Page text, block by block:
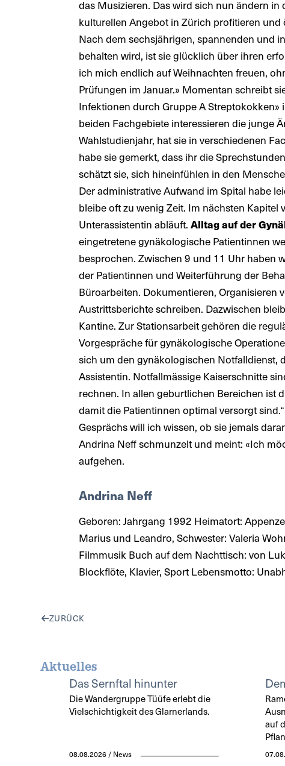
das Musizieren. Das wird sich nun ändern
kulturellen Angebot in Zürich profitieren und
Nach dem sechsjährigen, spannenden und
behalten wird, ist sie glücklich über ihren
ich mich endlich auf Weihnachten freuen,
Prüfungen im Januar.» Momentan schreibt
Infektionen durch Gruppe A Streptokokken»
beiden Fachgebiete interessieren die junge
Wahlstudienjahr, hat sie in verschiedenen
habe sie gemerkt, dass ihr die
schätzt sie, sich hineinfühlen in den
Der administrative Aufwand im Spital habe
bleibe oft zu wenig Zeit. Im nächsten Kapitel
Unterassistentin abläuft.Alltag auf der
eingetretene gynäkologische Patientinnen
besprochen. Zwischen 9 und 11 Uhr haben
der Patientinnen und Weiterführung der
Büroarbeiten. Dokumentieren, Organisieren
Austrittsberichte schreiben. Dazwischen
Kantine. Zur Stationsarbeit gehören die
Vorgespräche für gynäkologische
sich um den gynäkologischen Notfalldienst,
Assistentin. Notfallmässige Kaiserschnitte
rechnen. In allen geburtlichen Bereichen ist
damit die Patientinnen optimal versorgt
Gesprächs will ich wissen, ob sie jemals
Andrina Neff schmunzelt und meint: «Ich
aufgehen.
Andrina Neff
Geboren: Jahrgang 1992 Heimatort:
Marius und Leandro, Schwester: Valeria
Filmmusik Buch auf dem Nachttisch: von
Blockflöte, Klavier, Sport Lebensmotto:
ZURÜCK
Aktuelles
Das Sernftal hinunter
Die Wandergruppe Tüüfe erlebt die
Vielschichtigkeit des Glarnerlands.
08.08.2026 / News
auf